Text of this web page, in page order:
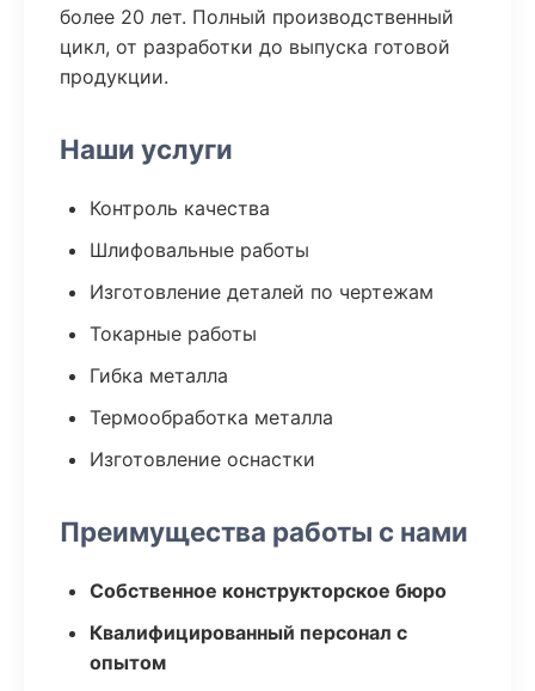
более 20 лет. Полный производственный
цикл, от разработки до выпуска готовой
продукции.
Наши услуги
Контроль качества
Шлифовальные работы
Изготовление деталей по чертежам
Токарные работы
Гибка металла
Термообработка металла
Изготовление оснастки
Преимущества работы с нами
Собственное конструкторское бюро
Квалифицированный персонал с
опытом